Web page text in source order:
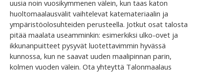
uusia noin vuosikymmenen välein, kun taas katon
huoltomaalausvälit vaihtelevat katemateriaalin ja
ympäristöolosuhteiden perusteella. Jotkut osat talosta
pitää maalata useamminkin: esimerkiksi ulko-ovet ja
ikkunanpuitteet pysyvät luotettavimmin hyvässä
kunnossa, kun ne saavat uuden maalipinnan parin,
kolmen vuoden välein. Ota yhteyttä Talonmaalaus